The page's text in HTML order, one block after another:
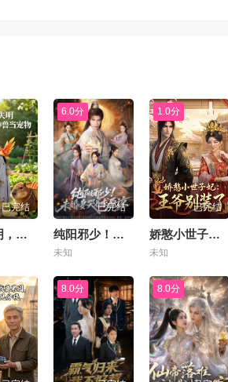
已完结
双目失明，捡了四只神兽当宠物
6.0分
已完结
纯阳邪少！未婚妻哭着求原谅
未知
1.0分
已完结
娇憨小世子妃：王爷别装了
未知
8.0分 8.0分